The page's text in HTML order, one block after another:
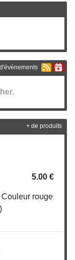
5.00 €
rouge
+ de produits